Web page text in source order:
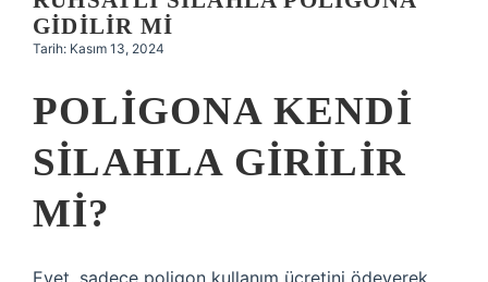
GIDILIR MI
Tarih: Kasım 13, 2024
POLIGONA KENDI
SILAHLA GIRILIR
MI?
Evet, sadece poligon kullanım ücretini ödeyerek